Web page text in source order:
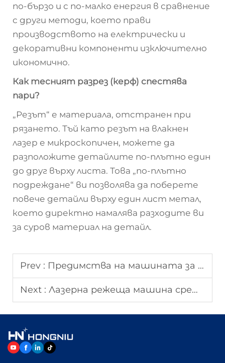
по-бързо и с по-малко енергия в сравнение
с други методи, което прави
производството на електрически и
декоративни компоненти изключително
икономично.
Как тесният разрез (керф) спестява
пари?
„Резът“ е материала, отстранен при
рязането. Тъй като резът на влакнен
лазер е микроскопичен, можете да
разположите детайлите по-плътно един
до друг върху листа. Това „по-плътно
подреждане“ ви позволява да поберете
повече детайли върху един лист метал,
което директно намалява разходите ви
за суров материал на детайл.
Prev : Предимства на машината за лазерно рязане с ЧПУ за производство в голям мащаб
Next : Лазерна режеща машина срещу традиционни режещи методи